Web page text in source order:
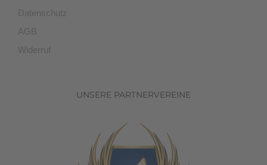
Datenschutz
AGB
Widerruf
UNSERE PARTNERVEREINE